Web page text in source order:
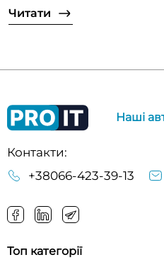
Читати
Контакти:
+38066-423-39-13
Наші
Топ категорії